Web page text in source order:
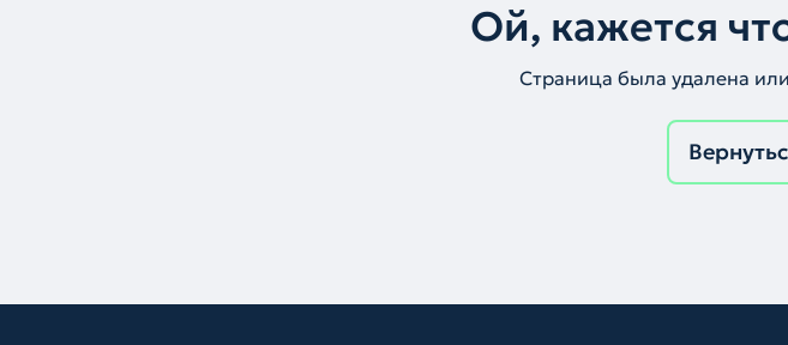
Ой, кажется
Страница была удалена